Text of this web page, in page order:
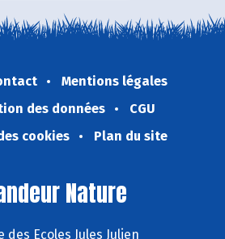
Mentions légales
des données
CGU
cookies
Plan du site
Nature
des Ecoles Jules Julien